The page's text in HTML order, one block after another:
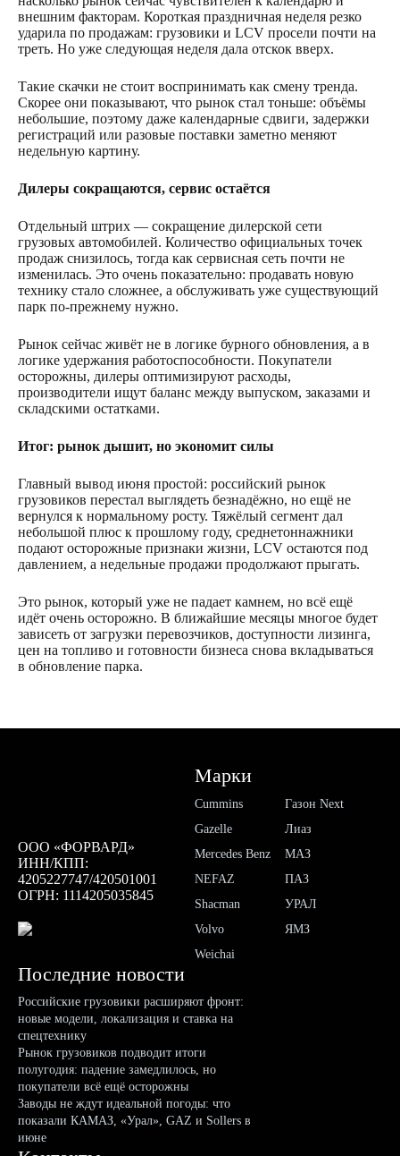
внешним факторам. Короткая праздничная неделя резко
ударила по продажам: грузовики и LCV просели почти на
треть. Но уже следующая неделя дала отскок вверх.
Такие скачки не стоит воспринимать как смену тренда.
Скорее они показывают, что рынок стал тоньше: объёмы
небольшие, поэтому даже календарные сдвиги, задержки
регистраций или разовые поставки заметно меняют
недельную картину.
Дилеры сокращаются, сервис остаётся
Отдельный штрих — сокращение дилерской сети
грузовых автомобилей. Количество официальных точек
продаж снизилось, тогда как сервисная сеть почти не
изменилась. Это очень показательно: продавать новую
технику стало сложнее, а обслуживать уже существующий
парк по-прежнему нужно.
Рынок сейчас живёт не в логике бурного обновления, а в
логике удержания работоспособности. Покупатели
осторожны, дилеры оптимизируют расходы,
производители ищут баланс между выпуском, заказами и
складскими остатками.
Итог: рынок дышит, но экономит силы
Главный вывод июня простой: российский рынок
грузовиков перестал выглядеть безнадёжно, но ещё не
вернулся к нормальному росту. Тяжёлый сегмент дал
небольшой плюс к прошлому году, среднетоннажники
подают осторожные признаки жизни, LCV остаются под
давлением, а недельные продажи продолжают прыгать.
Это рынок, который уже не падает камнем, но всё ещё
идёт очень осторожно. В ближайшие месяцы многое будет
зависеть от загрузки перевозчиков, доступности лизинга,
цен на топливо и готовности бизнеса снова вкладываться
в обновление парка.
ООО «ФОРВАРД»
ИНН/КПП:
4205227747/420501001
ОГРН: 1114205035845
Марки
Cummins
Gazelle
Mercedes Benz
NEFAZ
Shacman
Volvo
Weichai
Газон Next
Лиаз
МАЗ
ПАЗ
УРАЛ
ЯМЗ
Последние новости
Российские грузовики расширяют фронт:
новые модели, локализация и ставка на
спецтехнику
Рынок грузовиков подводит итоги
полугодия: падение замедлилось, но
покупатели всё ещё осторожны
Заводы не ждут идеальной погоды: что
показали КАМАЗ, «Урал», GAZ и Sollers в
июне